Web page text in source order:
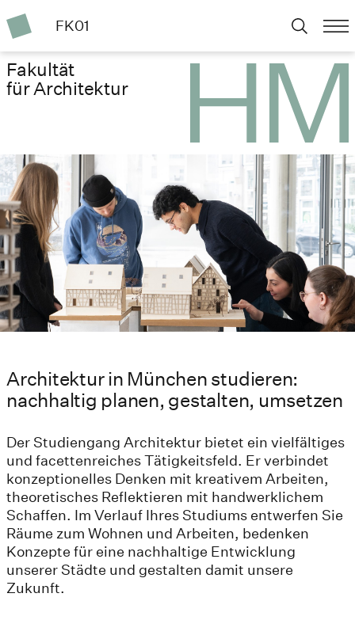
FK01
Fakultät
für Architektur
Architektur in München studieren:
nachhaltig planen, gestalten, umsetzen
Der Studiengang Architektur bietet ein vielfältiges
und facettenreiches Tätigkeitsfeld. Er verbindet
konzeptionelles Denken mit kreativem Arbeiten,
theoretisches Reflektieren mit handwerklichem
Schaffen. Im Verlauf Ihres Studiums entwerfen Sie
Räume zum Wohnen und Arbeiten, bedenken
Konzepte für eine nachhaltige Entwicklung
unserer Städte und gestalten damit unsere
Zukunft.